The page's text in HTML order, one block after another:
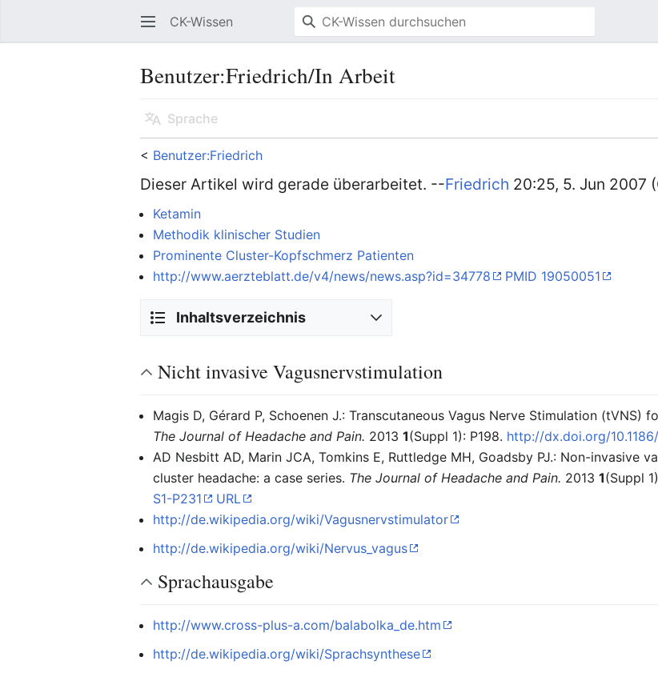
CK-Wissen
Benutzer:Friedrich/In Arbeit
Sprache
< Benutzer:Friedrich
Dieser Artikel wird gerade überarbeitet. --Friedrich 20:25, 5. Jun 2007
Ketamin
Methodik klinischer Studien
Prominente Cluster-Kopfschmerz Patienten
http://www.aerzteblatt.de/v4/news/news.asp?id=34778
PMID 19050051
Inhaltsverzeichnis
Nicht invasive Vagusnervstimulation
Magis D, Gérard P, Schoenen J.: Transcutaneous Vagus Nerve Stimulation (tVNS)
The Journal of Headache and Pain. 20131(Suppl 1): P198. http://dx.doi.org/
AD Nesbitt AD, Marin JCA, Tomkins E, Ruttledge MH, Goadsby PJ.: Non-invasive
cluster headache: a case series. The Journal of Headache and Pain. 20131(Suppl
S1-P231
URL
http://de.wikipedia.org/wiki/Vagusnervstimulator
http://de.wikipedia.org/wiki/Nervus_vagus
Sprachausgabe
http://www.cross-plus-a.com/balabolka_de.htm
http://de.wikipedia.org/wiki/Sprachsynthese